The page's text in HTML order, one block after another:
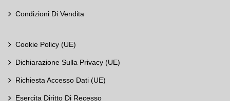
Condizioni Di Vendita
Cookie Policy (UE)
Dichiarazione Sulla Privacy (UE)
Richiesta Accesso Dati (UE)
Esercita Diritto Di Recesso